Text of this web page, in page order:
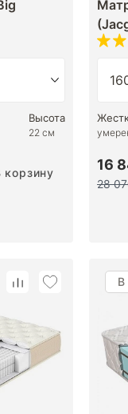
Высота
22 см
корзину 16
28
В